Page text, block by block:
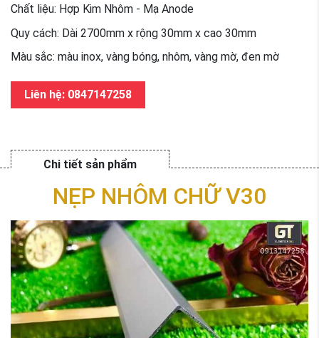
Chất liệu: Hợp Kim Nhôm - Mạ Anode
Quy cách: Dài 2700mm x rộng 30mm x cao 30mm
Màu sắc: màu inox, vàng bóng, nhôm, vàng mờ, đen mờ
Liên hệ: 0847147258
Chi tiết sản phẩm
NẸP NHÔM CHỮ V30